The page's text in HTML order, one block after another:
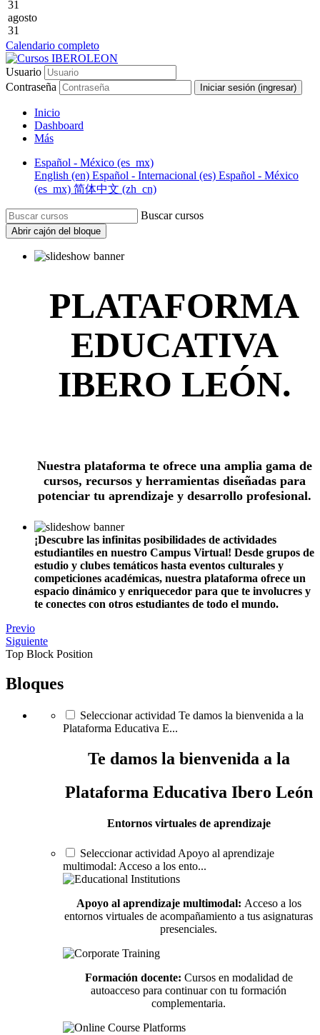
31
agosto
31
Calendario completo
Usuario
Contraseña
Iniciar sesión (ingresar)
Inicio
Dashboard
Más
Español - México ‎(es_mx)‎
English ‎(en)‎ Español - Internacional ‎(es)‎ Español - México
‎(es_mx)‎ 简体中文 ‎(zh_cn)‎
Buscar cursos
Abrir cajón del bloque
PLATAFORMA
EDUCATIVA
IBERO LEÓN.
Nuestra plataforma te ofrece una amplia gama de
cursos, recursos y herramientas diseñadas para
potenciar tu aprendizaje y desarrollo profesional.
¡Descubre las infinitas posibilidades de actividades
estudiantiles en nuestro Campus Virtual! Desde grupos de
estudio y clubes temáticos hasta eventos culturales y
competiciones académicas, nuestra plataforma ofrece un
espacio dinámico y enriquecedor para que te involucres y
te conectes con otros estudiantes de todo el mundo.
Previo
Siguiente
Top Block Position
Bloques
Seleccionar actividad Te damos la bienvenida a la
Plataforma Educativa E...
Te damos la bienvenida a la
Plataforma Educativa Ibero León
Entornos virtuales de aprendizaje
Seleccionar actividad Apoyo al aprendizaje
multimodal: Acceso a los ento...
Apoyo al aprendizaje multimodal: Acceso a los
entornos virtuales de acompañamiento a tus asignaturas
presenciales.
Formación docente: Cursos en modalidad de
autoacceso para continuar con tu formación
complementaria.